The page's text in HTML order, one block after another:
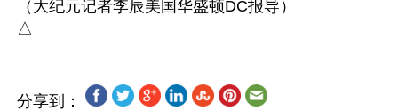
（大纪元记者李辰美国华盛顿DC报导）
分享到：